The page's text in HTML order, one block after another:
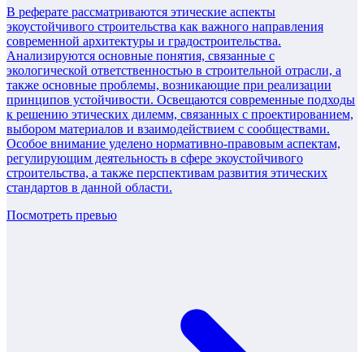
В реферате рассматриваются этические аспекты
экоустойчивого строительства как важного направления
современной архитектуры и градостроительства.
Анализируются основные понятия, связанные с
экологической ответственностью в строительной отрасли, а
также основные проблемы, возникающие при реализации
принципов устойчивости. Освещаются современные подходы
к решению этических дилемм, связанных с проектированием,
выбором материалов и взаимодействием с сообществами.
Особое внимание уделено нормативно-правовым аспектам,
регулирующим деятельность в сфере экоустойчивого
строительства, а также перспективам развития этических
стандартов в данной области.
Посмотреть превью